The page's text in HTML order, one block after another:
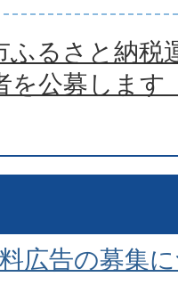
ふるさと納
を公募します
広告の募集